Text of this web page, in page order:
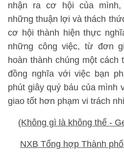
nhận ra cơ hội của
những thuận lợi và thách
cơ hội thành hiện thực
những công việc, từ đơn
hoàn thành chúng một cách
đồng nghĩa với việc bạn
phút giây quý báu của mình
giao tốt hơn phạm vi trách
(Không gì là không thể -
NXB Tổng hợp Thành